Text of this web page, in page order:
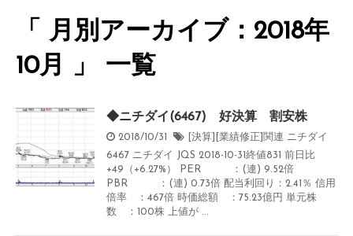
「 月別アーカイブ：2018年
10月 」 一覧
◆ニチダイ(6467) 好決算 割安株
2018/10/31 [決算][業績修正]関連 ニチダイ
6467 ニチダイ JQS 2018-10-31終値831 前日比
+49（+6.27%） PER ：(連) 9.52倍
PBR ：(連) 0.73倍 配当利回り：2.41％ 信用
倍率 ：467倍 時価総額 ：75.23億円 単元株
数 ：100株 上値が ...